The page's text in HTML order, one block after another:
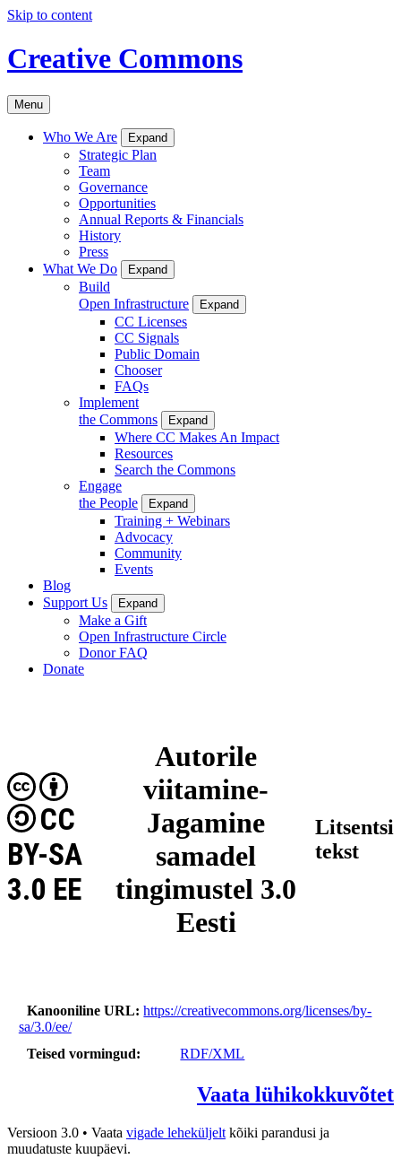
Skip to content
Creative Commons
Menu
Who We Are Expand
Strategic Plan
Team
Governance
Opportunities
Annual Reports & Financials
History
Press
What We Do
Expand
Build
Open Infrastructure
Expand
CC Licenses
CC Signals
Public Domain
Chooser
FAQs
Implement
the Commons
Expand
Where CC Makes An Impact
Resources
Search the Commons
Engage
the People
Expand
Training + Webinars
Advocacy
Community
Events
Blog
Support Us
Expand
Make a Gift
Open Infrastructure Circle
Donor FAQ
Donate
Autorile
viitamine-
Jagamine
samadel
tingimustel 3.0
Eesti
CC
BY-SA
3.0 EE
Litsentsi
tekst
Kanooniline URL
https://creativecommons.org/licenses/by-
sa/3.0/ee/
Teised vormingud
RDF/XML
Vaata lühikokkuvõtet
Versioon 3.0 • Vaata vigade leheküljelt kõiki parandusi ja
muudatuste kuupäevi.